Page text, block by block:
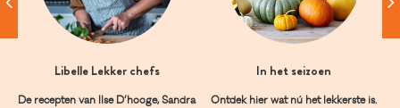
Libelle Lekker chefs
De recepten van Ilse D’hooge, Sandra
In het seizoen
Ontdek hier wat nú het lekkerste is.